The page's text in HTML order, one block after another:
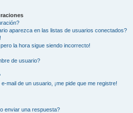
aparezca en las listas de usuarios conectados?
la hora sigue siendo incorrecto!
de usuario?
mail de un usuario, ¡me pide que me registre!
enviar una respuesta?